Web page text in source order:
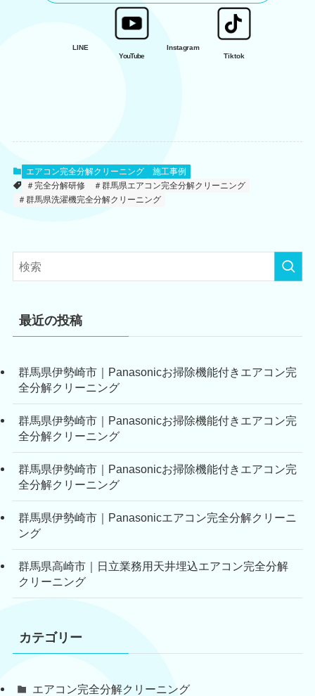
LINE
YouTube
Instagram
Tiktok
エアコン完全分解クリーニング
施工事例
＃完全分解研修
＃群馬県エアコン完全分解クリーニング
＃群馬県洗濯機完全分解クリーニング
最近の投稿
群馬県伊勢崎市｜Panasonicお掃除機能付きエアコン完
全分解クリーニング
群馬県伊勢崎市｜Panasonicお掃除機能付きエアコン完
全分解クリーニング
群馬県伊勢崎市｜Panasonicお掃除機能付きエアコン完
全分解クリーニング
群馬県伊勢崎市｜Panasonicエアコン完全分解クリーニ
ング
群馬県高崎市｜日立業務用天井埋込エアコン完全分解
クリーニング
カテゴリー
エアコン完全分解クリーニング